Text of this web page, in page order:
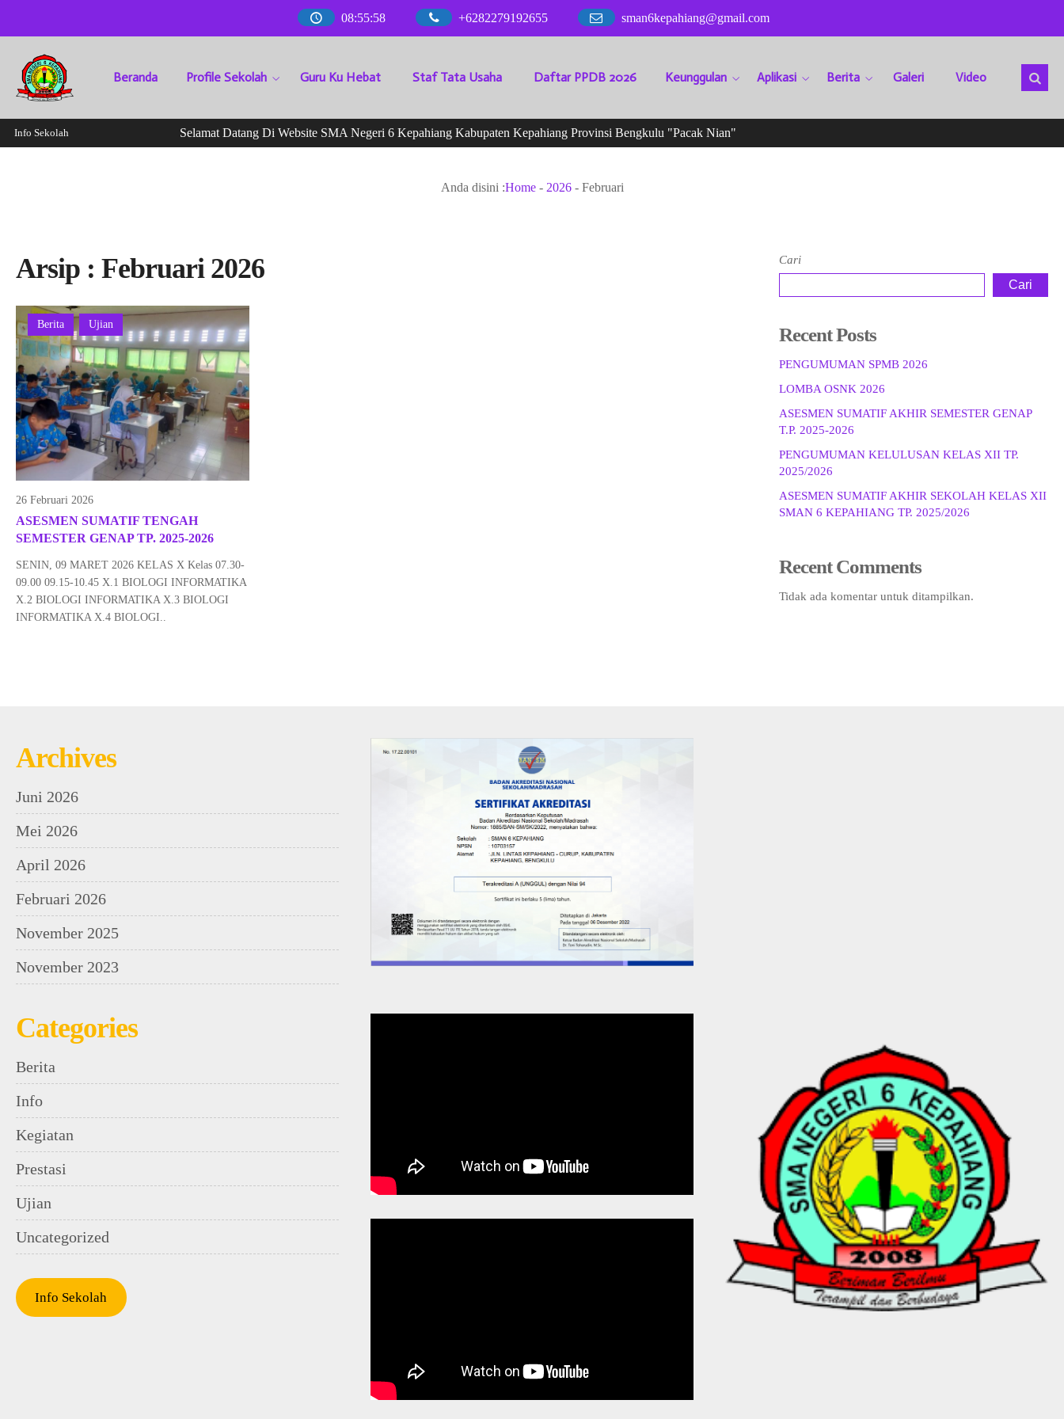
08:55:59 +6282279192655 sman6kepahiang@gmail.com
Beranda Profile Sekolah Guru Ku Hebat Staf Tata Usaha Daftar PPDB 2026 Keunggulan Aplikasi Berita Galeri Video
Info Sekolah Selamat Datang Di Website SMA Negeri 6 Kepahiang Kabupaten Kepahiang Provinsi Bengkulu "Pacak Nian"
Anda disini :Home- 2026- Februari
Arsip : Februari 2026
Berita Ujian
26 Februari 2026
ASESMEN SUMATIF TENGAH
SEMESTER GENAP TP. 2025-2026
SENIN, 09 MARET 2026 KELAS X Kelas 07.30-
09.00 09.15-10.45 X.1 BIOLOGI INFORMATIKA
X.2 BIOLOGI INFORMATIKA X.3 BIOLOGI
INFORMATIKA X.4 BIOLOGI..
Cari
Cari
Recent Posts
PENGUMUMAN SPMB 2026
LOMBA OSNK 2026
ASESMEN SUMATIF AKHIR SEMESTER GENAP
T.P. 2025-2026
PENGUMUMAN KELULUSAN KELAS XII TP.
2025/2026
ASESMEN SUMATIF AKHIR SEKOLAH KELAS XII
SMAN 6 KEPAHIANG TP. 2025/2026
Recent Comments
Tidak ada komentar untuk ditampilkan.
Archives
Juni 2026
Mei 2026
April 2026
Februari 2026
November 2025
November 2023
Categories
Berita
Info
Kegiatan
Prestasi
Ujian
Uncategorized
Info Sekolah